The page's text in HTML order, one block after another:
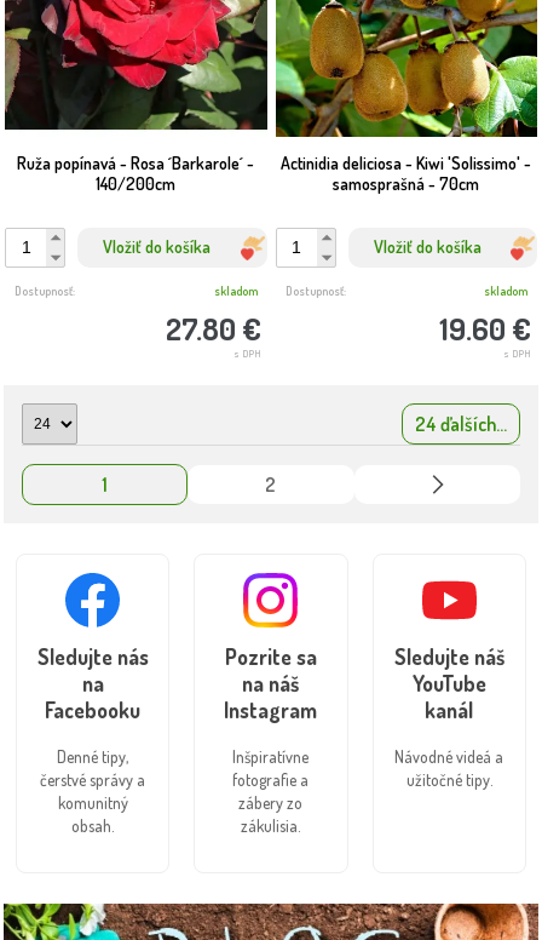
Ruža popínavá - Rosa ´Barkarole´ -
140/200cm
Vložiť do košíka
27.80 €
s DPH
Dostupnosť: skladom
Actinidia deliciosa - Kiwi 'Solissimo' -
samosprašná - 70cm
Vložiť do košíka
19.60 €
s DPH
Dostupnosť: skladom
24 ďalších...
1 2
Sledujte nás
na
Facebooku
Denné tipy,
čerstvé správy a
komunitný
obsah.
Pozrite sa
na náš
Instagram
Inšpiratívne
fotografie a
zábery zo
zákulisia.
Sledujte náš
YouTube
kanál
Návodné videá a
užitočné tipy.